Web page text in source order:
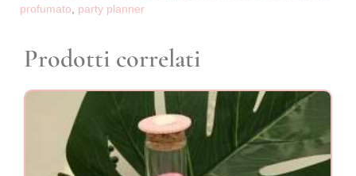
profumato, party planner
Prodotti correlati